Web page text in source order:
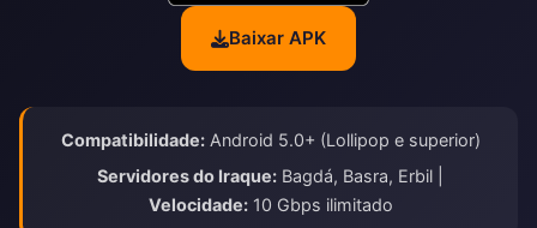
Baixar APK
Compatibilidade:Android 5.0+ (Lollipop e superior)
Servidores do Iraque: Bagdá, Basra, Erbil |
Velocidade:10 Gbps ilimitado